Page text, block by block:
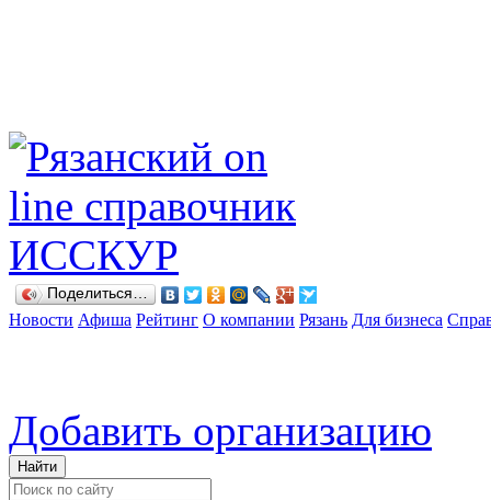
Поделиться…
Новости Афиша Рейтинг О компании Рязань Для бизнеса
Добавить организацию